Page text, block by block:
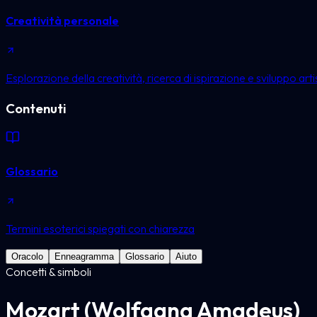
Creatività personale
Esplorazione della creatività, ricerca di ispirazione e sviluppo
Contenuti
Glossario
Termini esoterici spiegati con chiarezza
Oracolo Enneagramma Glossario Aiuto
Concetti & simboli
Mozart (Wolfgang Amadeus)